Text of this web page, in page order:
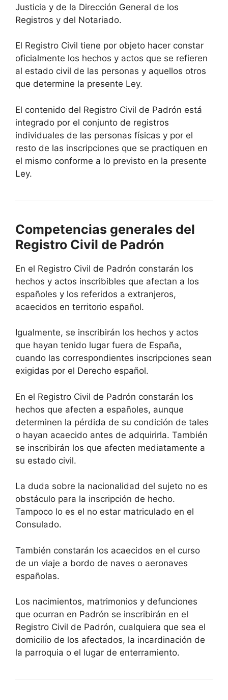
Justicia y de la Dirección General de los
Registros y del Notariado.
El Registro Civil tiene por objeto hacer constar
oficialmente los hechos y actos que se refieren
al estado civil de las personas y aquellos otros
que determine la presente Ley.
El contenido del Registro Civil de Padrón está
integrado por el conjunto de registros
individuales de las personas físicas y por el
resto de las inscripciones que se practiquen en
el mismo conforme a lo previsto en la presente
Ley.
Competencias generales del
Registro Civil de Padrón
En el Registro Civil de Padrón constarán los
hechos y actos inscribibles que afectan a los
españoles y los referidos a extranjeros,
acaecidos en territorio español.
Igualmente, se inscribirán los hechos y actos
que hayan tenido lugar fuera de España,
cuando las correspondientes inscripciones sean
exigidas por el Derecho español.
En el Registro Civil de Padrón constarán los
hechos que afecten a españoles, aunque
determinen la pérdida de su condición de tales
o hayan acaecido antes de adquirirla. También
se inscribirán los que afecten mediatamente a
su estado civil.
La duda sobre la nacionalidad del sujeto no es
obstáculo para la inscripción de hecho.
Tampoco lo es el no estar matriculado en el
Consulado.
También constarán los acaecidos en el curso
de un viaje a bordo de naves o aeronaves
españolas.
Los nacimientos, matrimonios y defunciones
que ocurran en Padrón se inscribirán en el
Registro Civil de Padrón, cualquiera que sea el
domicilio de los afectados, la incardinación de
la parroquia o el lugar de enterramiento.